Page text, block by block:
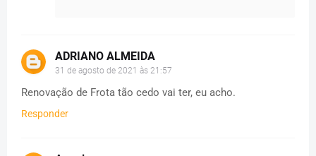
ADRIANO ALMEIDA
31 de agosto de 2021 às 21:57
Renovação de Frota tão cedo vai ter, eu acho.
Responder